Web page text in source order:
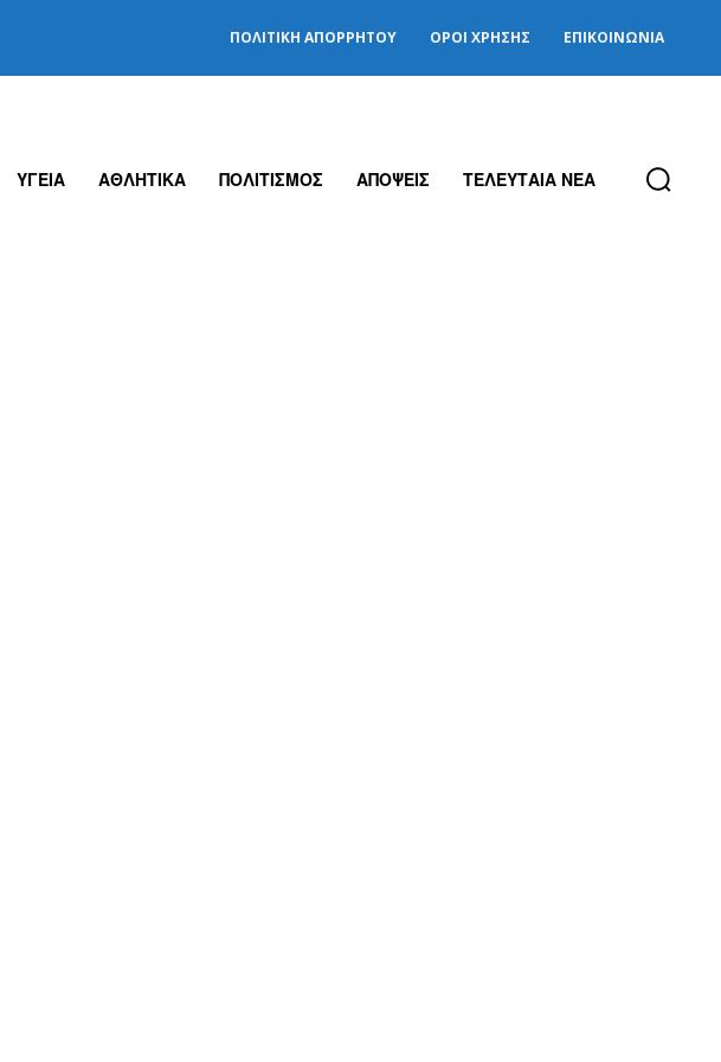
ΠΟΛΙΤΙΚΉ ΑΠΟΡΡΉΤΟΥ ΌΡΟΙ ΧΡΉΣΗΣ ΕΠΙΚΟΙΝΩΝΊΑ
ΥΓΕΙΑ ΑΘΛΗΤΙΚΑ ΠΟΛΙΤΙΣΜΟΣ ΑΠΟΨΕΙΣ ΤΕΛΕΥΤΑΙΑ ΝΕΑ